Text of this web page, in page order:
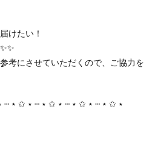
けたい！
考にさせていただくので、ご協力を
⋆ ✩ ⋆ ┄ ⋆ ✩ ⋆ ┄ ⋆ ✩ ⋆ ┄ ⋆ ✩ ⋆